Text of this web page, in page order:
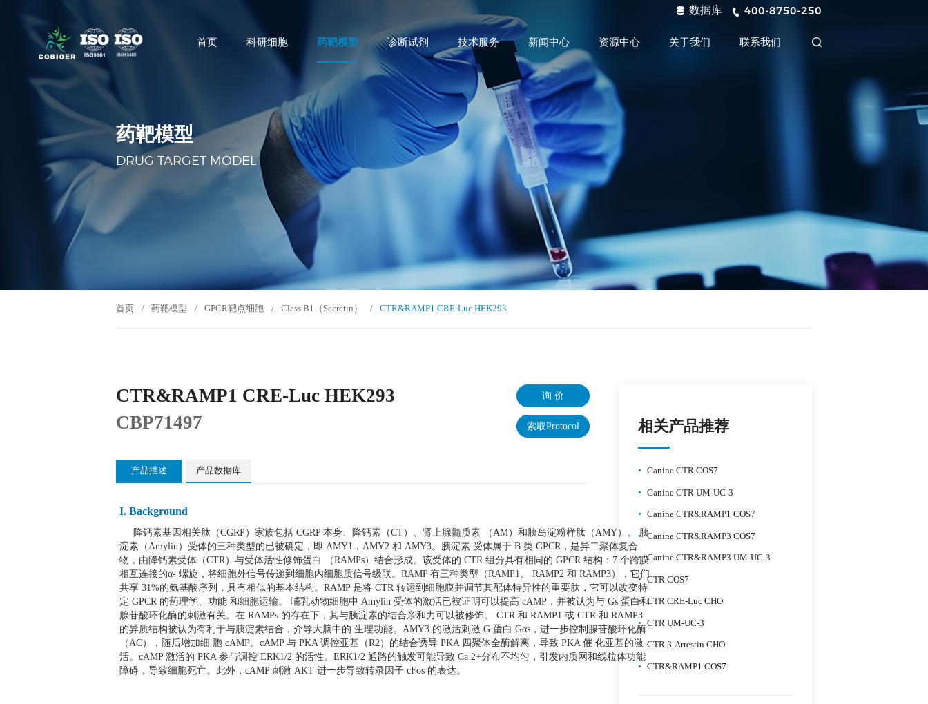
数据库 400-8750-250
首页 科研细胞 药靶模型 诊断试剂 技术服务 新闻中心 资源中心 关于我们 联系我们
药靶模型
DRUG TARGET MODEL
首页 / 药靶模型 / GPCR靶点细胞 / Class B1（Secretin） / CTR&RAMP1 CRE-Luc HEK293
CTR&RAMP1 CRE-Luc HEK293
CBP71497
询 价
索取Protocol
产品描述 产品数据库
I. Background
降钙素基因相关肽（CGRP）家族包括 CGRP 本身、降钙素（CT）、肾上腺髓质素 （AM）和胰岛淀粉样肽（AMY）。 胰
淀素（Amylin）受体的三种类型的已被确定，即 AMY1，AMY2 和 AMY3。胰淀素 受体属于 B 类 GPCR，是异二聚体复合
物，由降钙素受体（CTR）与受体活性修饰蛋白 （RAMPs）结合形成。该受体的 CTR 组分具有相同的 GPCR 结构：7 个跨膜
相互连接的α- 螺旋，将细胞外信号传递到细胞内细胞质信号级联。RAMP 有三种类型（RAMP1、 RAMP2 和 RAMP3），它们
共享 31%的氨基酸序列，具有相似的基本结构。RAMP 是将 CTR 转运到细胞膜并调节其配体特异性的重要肽，它可以改变特
定 GPCR 的药理学、功能 和细胞运输。 哺乳动物细胞中 Amylin 受体的激活已被证明可以提高 cAMP，并被认为与 Gs 蛋白和
腺苷酸环化酶的刺激有关。在 RAMPs 的存在下，其与胰淀素的结合亲和力可以被修饰。 CTR 和 RAMP1 或 CTR 和 RAMP3
的异质结构被认为有利于与胰淀素结合，介导大脑中的 生理功能。AMY3 的激活刺激 G 蛋白 Gαs，进一步控制腺苷酸环化酶
（AC），随后增加细 胞 cAMP。cAMP 与 PKA 调控亚基（R2）的结合诱导 PKA 四聚体全酶解离，导致 PKA 催 化亚基的激
活。cAMP 激活的 PKA 参与调控 ERK1/2 的活性。ERK1/2 通路的触发可能导致 Ca 2+分布不均匀，引发内质网和线粒体功能
障碍，导致细胞死亡。此外，cAMP 刺激 AKT 进一步导致转录因子 cFos 的表达。
相关产品推荐
• Canine CTR COS7
• Canine CTR UM-UC-3
• Canine CTR&RAMP1 COS7
• Canine CTR&RAMP3 COS7
• Canine CTR&RAMP3 UM-UC-3
• CTR COS7
• CTR CRE-Luc CHO
• CTR UM-UC-3
• CTR β-Arrestin CHO
• CTR&RAMP1 COS7